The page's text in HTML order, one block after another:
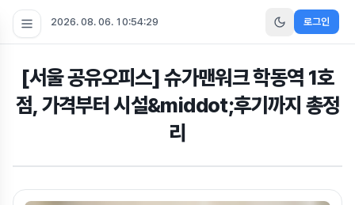
2026. 08. 06. 10:54:30 로그인
[서울 공유오피스] 슈가맨워크 학동역 1호
점, 가격부터 시설&middot;후기까지 총정
리